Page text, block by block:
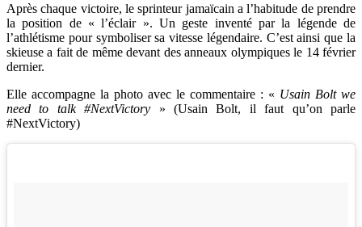
Après chaque victoire, le sprinteur jamaïcain a l’habitude de prendre
la position de « l’éclair ». Un geste inventé par la légende de
l’athlétisme pour symboliser sa vitesse légendaire. C’est ainsi que la
skieuse a fait de même devant des anneaux olympiques le 14 février
dernier.
Elle accompagne la photo avec le commentaire : « Usain Bolt we
need to talk#NextVictory » (Usain Bolt, il faut qu’on parle
#NextVictory)